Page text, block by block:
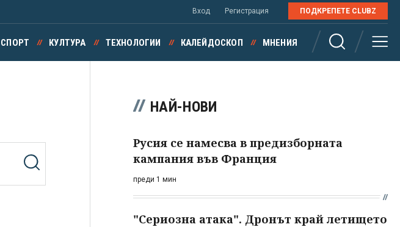
Вход Регистрация ПОДКРЕПЕТЕ CLUBZ
СПОРТ КУЛТУРА ТЕХНОЛОГИИ КАЛЕЙДОСКОП МНЕНИЯ
НАЙ-НОВИ
Русия се намесва в предизборната
кампания във Франция
преди 1 мин
"Сериозна атака". Дронът край летището